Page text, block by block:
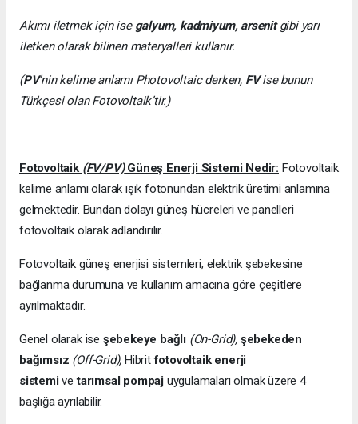
Akımı iletmek için ise galyum, kadmiyum, arsenitgibi yarı
iletken olarak bilinen materyalleri kullanır.
(PV’nin kelime anlamı Photovoltaic derken, FVise bunun
Türkçesi olan Fotovoltaik’tir.)
Fotovoltaik (FV/PV)Güneş Enerji Sistemi Nedir: Fotovoltaik
kelime anlamı olarak ışık fotonundan elektrik üretimi anlamına
gelmektedir. Bundan dolayı güneş hücreleri ve panelleri
fotovoltaik olarak adlandırılır.
Fotovoltaik güneş enerjisi sistemleri; elektrik şebekesine
bağlanma durumuna ve kullanım amacına göre çeşitlere
ayrılmaktadır.
Genel olarak ise şebekeye bağlı (On-Grid), şebekeden
bağımsız (Off-Grid), Hibritfotovoltaik enerji
sistemivetarımsal pompaj uygulamaları olmak üzere 4
başlığa ayrılabilir.